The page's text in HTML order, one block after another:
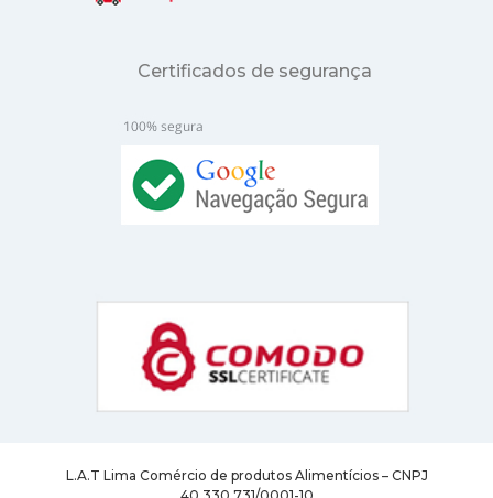
Certificados de segurança
L.A.T Lima Comércio de produtos Alimentícios – CNPJ